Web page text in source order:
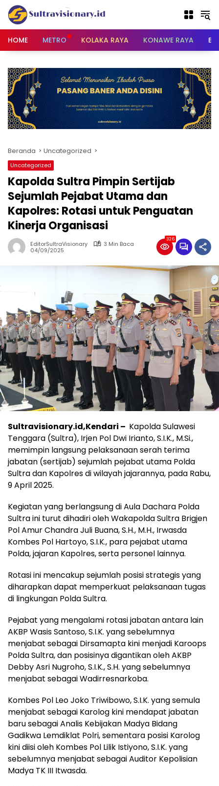
Langsung
konten
HOME
METRO KOLAKA RAYA KONAWE RAYA
Beranda Uncategorized
Uncategorized
Kapolda Sultra Pimpin Sertijab
Sejumlah Pejabat Utama dan
Kapolres: Rotasi untuk Penguatan
Kinerja Organisasi
EditorSultraVisionary
3 Min Baca
04/09/2025
326
Sultravisionary.id,Kendari – Kapolda Sulawesi
Tenggara (Sultra), Irjen Pol Dwi Irianto, S.I.K., M.Si.,
memimpin langsung pelaksanaan serah terima
jabatan (sertijab) sejumlah pejabat utama Polda
Sultra dan Kapolres di wilayah jajarannya, pada Rabu,
9 April 2025.
Kegiatan yang berlangsung di Aula Dachara Polda
Sultra ini turut dihadiri oleh Wakapolda Sultra Brigjen
Pol Amur Chandra Juli Buana, S.H., M.H., Irwasda
Kombes Pol Hartoyo, S.I.K., para pejabat utama
Polda, jajaran Kapolres, serta personel lainnya.
Rotasi ini mencakup sejumlah posisi strategis yang
diharapkan dapat memperkuat pelaksanaan tugas
di lingkungan Polda Sultra.
Pejabat yang mengalami rotasi jabatan antara lain
AKBP Wasis Santoso, S.I.K. yang sebelumnya
menjabat sebagai Dirsamapta kini menjadi Karoops
Polda Sultra, dan posisinya digantikan oleh AKBP
Debby Asri Nugroho, S.I.K., S.H. yang sebelumnya
menjabat sebagai Wadirresnarkoba.
Kombes Pol Leo Joko Triwibowo, S.I.K. yang semula
menjabat sebagai Karolog kini mendapat jabatan
baru sebagai Analis Kebijakan Madya Bidang
Gadikwa Lemdiklat Polri, sementara posisi Karolog
kini diisi oleh Kombes Pol Lilik Istiyono, S.I.K. yang
sebelumnya menjabat sebagai Auditor Kepolisian
Madya TK III Itwasda.